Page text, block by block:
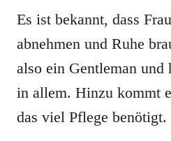
Es ist bekannt, dass
abnehmen und Ruhe
also ein Gentleman und
in allem. Hinzu kommt
das viel Pflege benötigt.